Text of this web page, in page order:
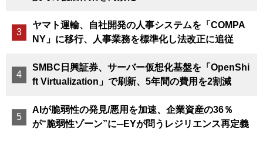
ヤマト運輸、自社開発の人事システムを「COMPA
NY」に移行、人事業務を標準化し法改正に追従
SMBC日興証券、サーバー仮想化基盤を「OpenShi
ft Virtualization」で刷新、5年間の費用を2割減
AIが脆弱性の発見/悪用を加速、企業資産の36％
が“脆弱性ゾーン”に─EYが問うレジリエンス再定義